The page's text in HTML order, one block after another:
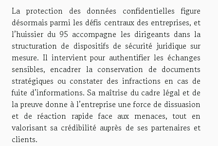
La protection des données confidentielles figure
désormais parmi les défis centraux des entreprises, et
l’huissier du 95 accompagne les dirigeants dans la
structuration de dispositifs de sécurité juridique sur
mesure. Il intervient pour authentifier les échanges
sensibles, encadrer la conservation de documents
stratégiques ou constater des infractions en cas de
fuite d’informations. Sa maîtrise du cadre légal et de
la preuve donne à l’entreprise une force de dissuasion
et de réaction rapide face aux menaces, tout en
valorisant sa crédibilité auprès de ses partenaires et
clients.